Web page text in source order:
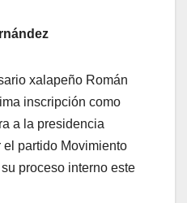
xalapeño Román
inscripción como
a la presidencia
partido Movimiento
proceso interno este